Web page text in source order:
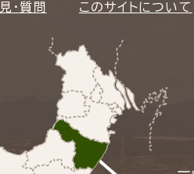
・質問 このサイトについて